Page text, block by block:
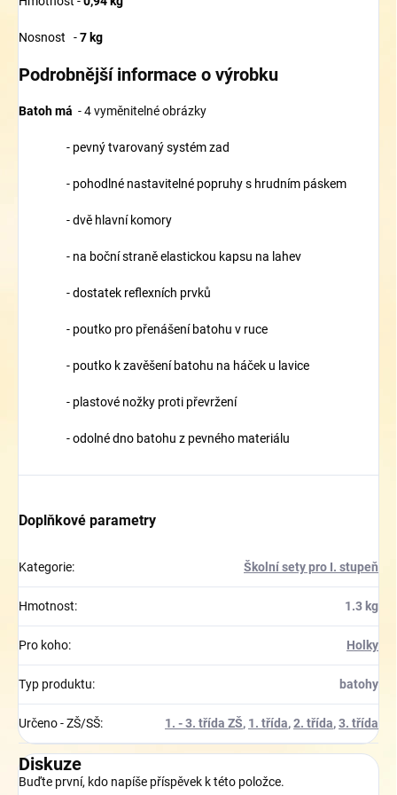
Nosnost -7 kg
Podrobnější informace o výrobku
Batoh má - 4 vyměnitelné obrázky
- pevný tvarovaný systém zad
- pohodlné nastavitelné popruhy s hrudním páskem
- dvě hlavní komory
- na boční straně elastickou kapsu na lahev
- dostatek reflexních prvků
- poutko pro přenášení batohu v ruce
- poutko k zavěšení batohu na háček u lavice
- plastové nožky proti převržení
- odolné dno batohu z pevného materiálu
Doplňkové parametry
Kategorie: Školní sety pro I. stupeň
Hmotnost: 1.3 kg
Pro koho: Holky
Typ produktu: batohy
Určeno - ZŠ/SŠ: 1. - 3. třída ZŠ, 1. třída,2. třída,3. třída
Diskuze
Buďte první, kdo napíše příspěvek k této položce.